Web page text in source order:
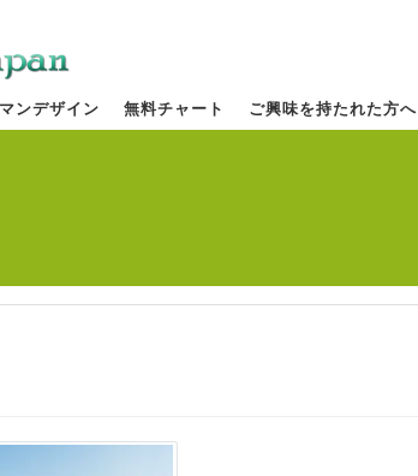
ンデザイン 無料チャート ご興味を持たれた方へ